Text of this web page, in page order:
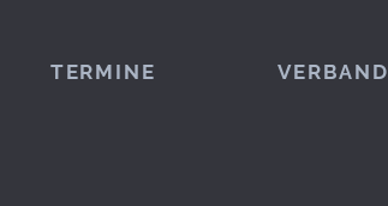
TERMINE VERBAND